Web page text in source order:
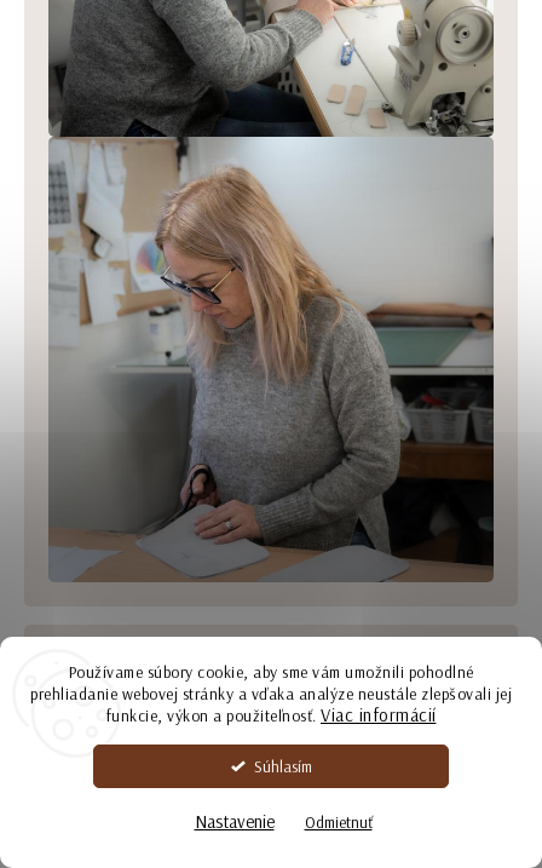
Používame súbory cookie, aby sme vám umožnili pohodlné
prehliadanie webovej stránky a vďaka analýze neustále zlepšovali jej
funkcie, výkon a použiteľnosť. Viac informácií
Súhlasím
Nastavenie Odmietnuť